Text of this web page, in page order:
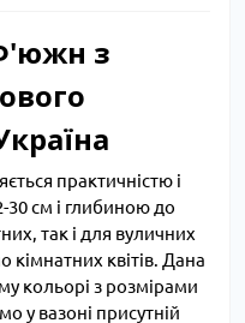
з
практичністю і
30 см і глибиною до
так і для вуличних
кімнатних квітів. Дана
кольорі з розмірами
у вазоні присутній